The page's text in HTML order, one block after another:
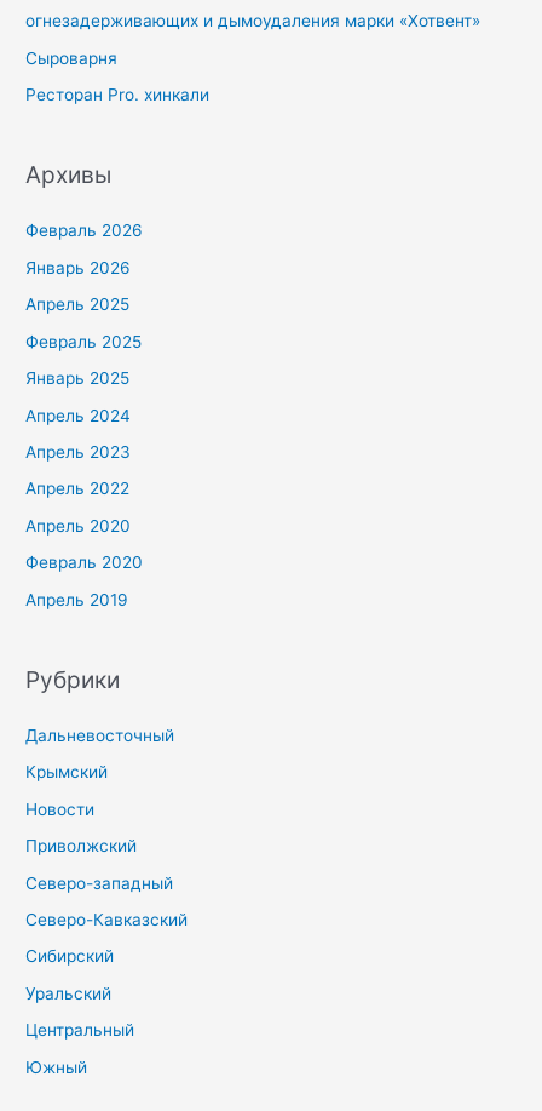
огнезадерживающих и дымоудаления марки «Хотвент»
Сыроварня
Ресторан Pro. хинкали
Архивы
Февраль 2026
Январь 2026
Апрель 2025
Февраль 2025
Январь 2025
Апрель 2024
Апрель 2023
Апрель 2022
Апрель 2020
Февраль 2020
Апрель 2019
Рубрики
Дальневосточный
Крымский
Новости
Приволжский
Северо-западный
Северо-Кавказский
Сибирский
Уральский
Центральный
Южный